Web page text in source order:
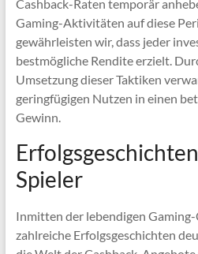
Cashback-Raten temporär
Gaming-Aktivitäten auf diese
gewährleisten wir, dass jeder
bestmögliche Rendite erzielt.
Umsetzung dieser Taktiken
geringfügigen Nutzen in einen
Gewinn.
Spieler
Inmitten der lebendigen
zahlreiche Erfolgsgeschichten